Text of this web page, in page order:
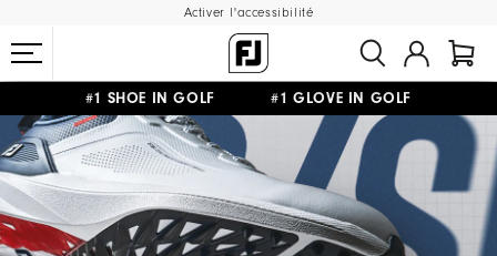
Activer l'accessibilité
#1 SHOE IN GOLF #1 GLOVE IN GOLF
LIVRAISON OFFERTE
DÈS 99€+ RETOUR GRATUIT